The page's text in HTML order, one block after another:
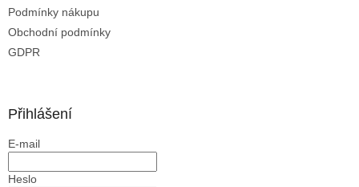
Podmínky nákupu
Obchodní podmínky
GDPR
Přihlášení
E-mail
Heslo